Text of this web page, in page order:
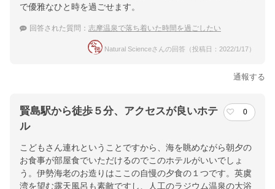
で優雅なひと時を過ごせます。
回答された質問： 志摩温泉で落ち着いた時間を過ごしたい
Natural Scienceさんの回答（投稿日：2022/1/17）
通報する
賢島駅から徒歩５分、アクセスが良いホテ
ル
0
こどもさん連れということですから、海を眺めながら朝夕の
お食事が部屋食でいただけるのでこのホテルがいいでしょ
う。伊勢海老のお造りはここの自慢の夕食の１つです。英虞
湾を望む露天風呂も素敵ですし、人工のラジウム温泉の大浴